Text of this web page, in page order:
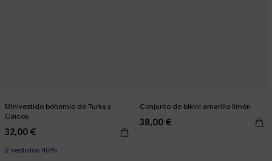
Minivestido bohemio de Turks y
Caicos
32,00 €
2 vestidos -10%
Conjunto de bikini amarillo limón
38,00 €